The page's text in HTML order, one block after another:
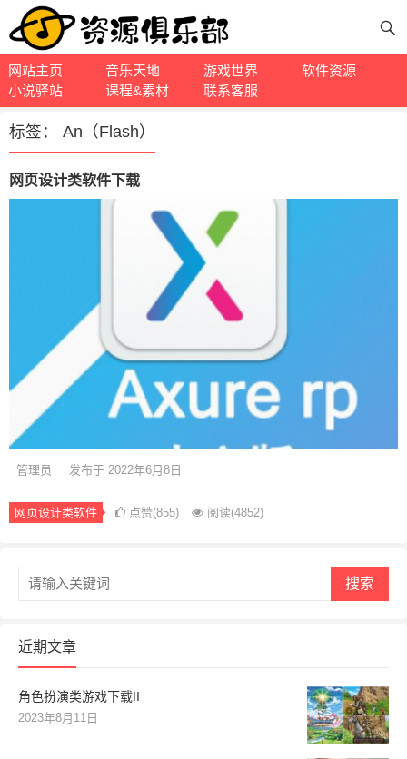
网站主页 音乐天地 游戏世界
软件资源
小说驿站
课程&素材 联系客服
标签： An（Flash）
网页设计类软件下载
管理员 发布于 2022年6月8日
网页设计类软件 点赞(855) 阅读(4852)
搜索
近期文章
角色扮演类游戏下载II
2023年8月11日